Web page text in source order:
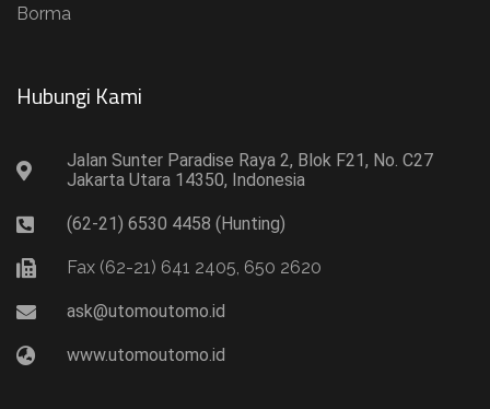
Borma
Hubungi Kami​
Jalan Sunter Paradise Raya 2, Blok F21, No. C27
Jakarta Utara 14350, Indonesia
(62-21) 6530 4458 (Hunting)
Fax (62-21) 641 2405, 650 2620
ask@utomoutomo.id
www.utomoutomo.id